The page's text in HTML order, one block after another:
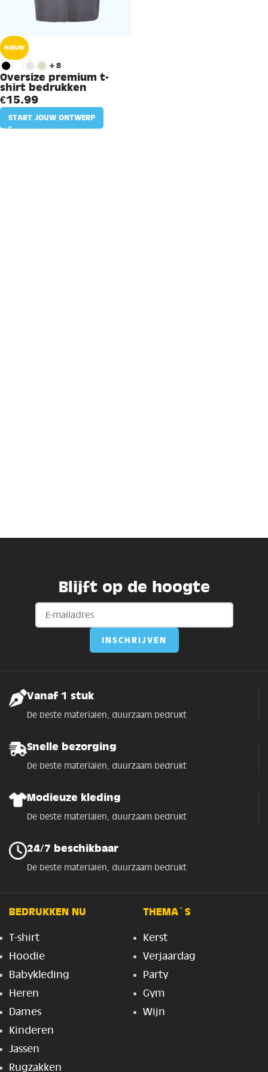
NIEUW
+8
Oversize premium t-
shirt bedrukken
€15.99
START JOUW ONTWERP
Blijft op de hoogte
Vanaf 1 stuk
De beste materialen, duurzaam bedrukt
Snelle bezorging
De beste materialen, duurzaam bedrukt
Modieuze kleding
De beste materialen, duurzaam bedrukt
24/7 beschikbaar
De beste materialen, duurzaam bedrukt
BEDRUKKEN NU
T-shirt
Hoodie
Babykleding
Heren
Dames
Kinderen
Jassen
Rugzakken
THEMA`S
Kerst
Verjaardag
Party
Gym
Wijn